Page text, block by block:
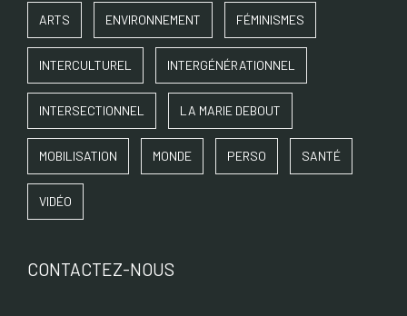
ARTS ENVIRONNEMENT FÉMINISMES
INTERCULTUREL INTERGÉNÉRATIONNEL
INTERSECTIONNEL LA MARIE DEBOUT
MOBILISATION MONDE PERSO SANTÉ
VIDÉO
CONTACTEZ-NOUS